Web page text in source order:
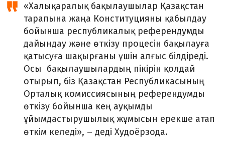
«Халықаралық бақылаушылар Қазақстан
тарапына жаңа Конституцияны қабылдау
бойынша республикалық референдумды
дайындау және өткізу процесін бақылауға
қатысуға шақырғаны үшін алғыс білдіреді.
Осы бақылаушылардың пікірін қолдай
отырып, біз Қазақстан Республикасының
Орталық комиссиясының референдумды
өткізу бойынша кең ауқымды
ұйымдастырушылық жұмысын ерекше атап
өткім келеді», – деді Худоёрзода.